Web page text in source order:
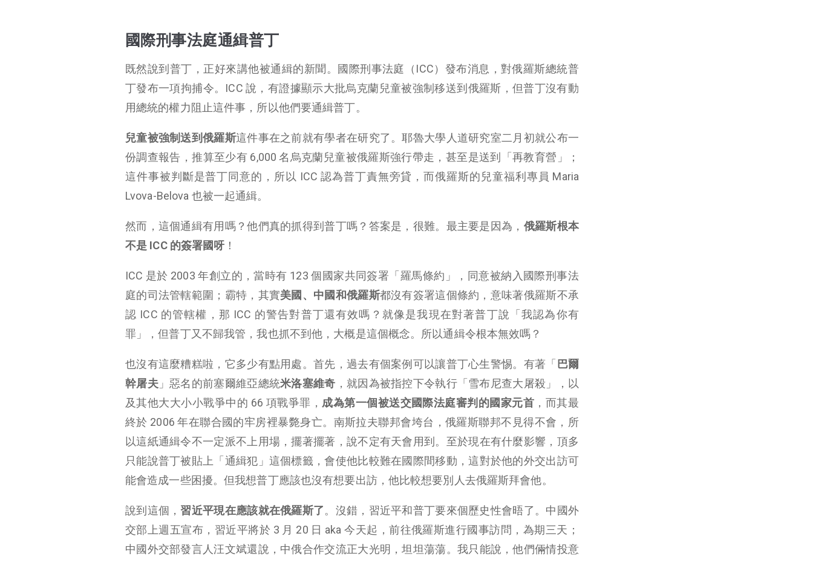
國際刑事法庭通緝普丁
既然說到普丁，正好來講他被通緝的新聞。國際刑事法庭（ICC）發布消息，對俄羅斯總統普
丁發布一項拘捕令。ICC 說，有證據顯示大批烏克蘭兒童被強制移送到俄羅斯，但普丁沒有動
用總統的權力阻止這件事，所以他們要通緝普丁。
兒童被強制送到俄羅斯這件事在之前就有學者在研究了。耶魯大學人道研究室二月初就公布一
份調查報告，推算至少有 6,000 名烏克蘭兒童被俄羅斯強行帶走，甚至是送到「再教育營」；
這件事被判斷是普丁同意的，所以 ICC 認為普丁責無旁貸，而俄羅斯的兒童福利專員 Maria
Lvova-Belova 也被一起通緝。
然而，這個通緝有用嗎？他們真的抓得到普丁嗎？答案是，很難。最主要是因為， 俄羅斯根本
不是 ICC 的簽署國呀 ！
ICC 是於 2003 年創立的，當時有 123 個國家共同簽署「羅馬條約」，同意被納入國際刑事法
庭的司法管轄範圍；霸特，其實美國、中國和俄羅斯都沒有簽署這個條約，意味著俄羅斯不承
認 ICC 的管轄權，那 ICC 的警告對普丁還有效嗎？就像是我現在對著普丁說「我認為你有
罪」，但普丁又不歸我管，我也抓不到他，大概是這個概念。所以通緝令根本無效嗎？
也沒有這麼糟糕啦，它多少有點用處。首先，過去有個案例可以讓普丁心生警惕。有著「 巴爾
幹屠夫」惡名的前塞爾維亞總統米洛塞維奇 ，就因為被指控下令執行「雪布尼查大屠殺」，以
及其他大大小小戰爭中的 66 項戰爭罪， 成為第一個被送交國際法庭審判的國家元首 ，而其最
終於 2006 年在聯合國的牢房裡暴斃身亡。南斯拉夫聯邦會垮台，俄羅斯聯邦不見得不會，所
以這紙通緝令不一定派不上用場，擺著擺著，說不定有天會用到。至於現在有什麼影響，頂多
只能說普丁被貼上「通緝犯」這個標籤，會使他比較難在國際間移動，這對於他的外交出訪可
能會造成一些困擾。但我想普丁應該也沒有想要出訪，他比較想要別人去俄羅斯拜會他。
說到這個， 習近平現在應該就在俄羅斯了。沒錯，習近平和普丁要來個歷史性會晤了。中國外
交部上週五宣布，習近平將於 3 月 20 日 aka 今天起，前往俄羅斯進行國事訪問，為期三天；
中國外交部發言人汪文斌還說，中俄合作交流正大光明，坦坦蕩蕩。我只能說，他們倆情投意